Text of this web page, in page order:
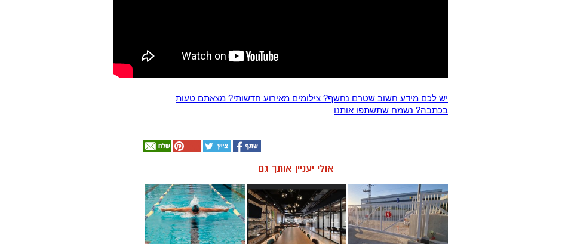
יש לכם מידע חשוב שטרם נחשף? צילומים מאירוע חדשותי? מצאתם טעות
בכתבה? נשמח שתשתפו אותנו
אולי יעניין אותך גם